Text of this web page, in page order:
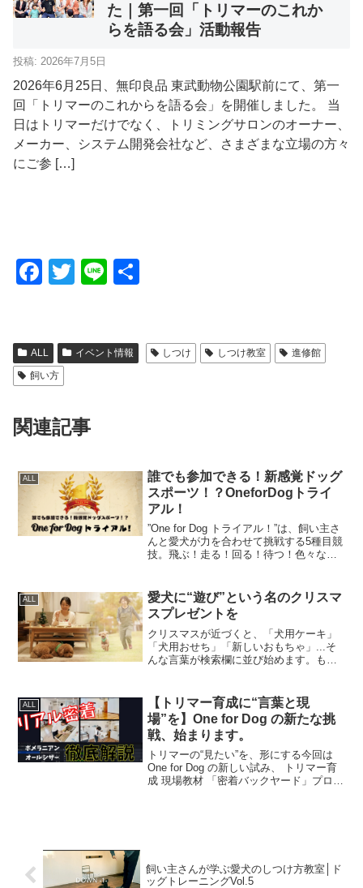
た｜第一回「トリマーのこれか
らを語る会」活動報告
投稿: 2026年7月5日
2026年6月25日、無印良品 東武動物公園駅前にて、第一
回「トリマーのこれからを語る会」を開催しました。 当
日はトリマーだけでなく、トリミングサロンのオーナー、
メーカー、システム開発会社など、さまざまな立場の方々
にご参 […]
F
e
b
o
T
er
Li
ALL イベント情報 しつけ しつけ教室
進修館
飼い方
関連記事
ALL
誰でも参加できる！新感覚ドッグ
スポーツ！？OneforDogトライ
アル！
”One for Dog トライアル！”は、飼い主さ
んと愛犬が力を合わせて挑戦する5種目競
技。飛ぶ！走る！回る！待つ！色々な障
ランキングや各種目ランキン...
ALL
愛犬に“遊び”という名のクリスマ
スプレゼントを
クリスマスが近づくと、「犬用ケーキ」
「犬用おせち」「新しいおもちゃ」...そ
んな言葉が検索欄に並び始めます。もち
プレゼントは何か？今回は犬たちの気持
ちになって考えてみま...
ALL
【トリマー育成に“言葉と現
場”を】One for Dog の新たな挑
戦、始まります。
トリマーの“見たい”を、形にする今回は
One for Dog の新しい試み、 トリマー育
成 現場教材 「密着バックヤード」プロジ
飼い主さんが学ぶ愛犬のしつけ方教室│ド
ッグトレーニングVol.5